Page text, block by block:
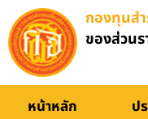
กองทุนสำ
ของส่วน
หน้าหลัก ป
อบรมออนไลน์